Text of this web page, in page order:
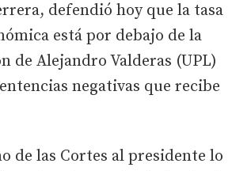
defendió hoy que la tasa
está por debajo de la
de Alejandro Valderas (UPL)
negativas que recibe
de las Cortes al presidente lo